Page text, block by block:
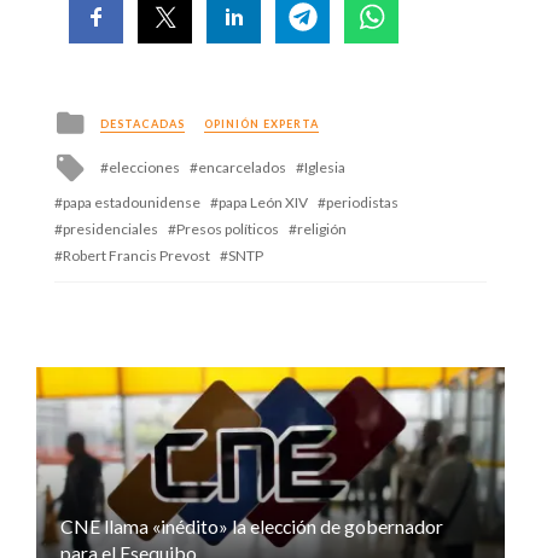
Posted
in
DESTACADAS OPINIÓN EXPERTA
Tagged
elecciones encarcelados
Iglesia
papa estadounidense
papa León XIV
periodistas
presidenciales
Presos políticos
religión
Robert Francis Prevost
SNTP
CNE llama «inédito» la elección de gobernador
para el Esequibo